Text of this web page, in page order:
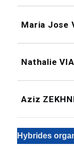
Maria Jose
Nathalie
Aziz
Hybrides